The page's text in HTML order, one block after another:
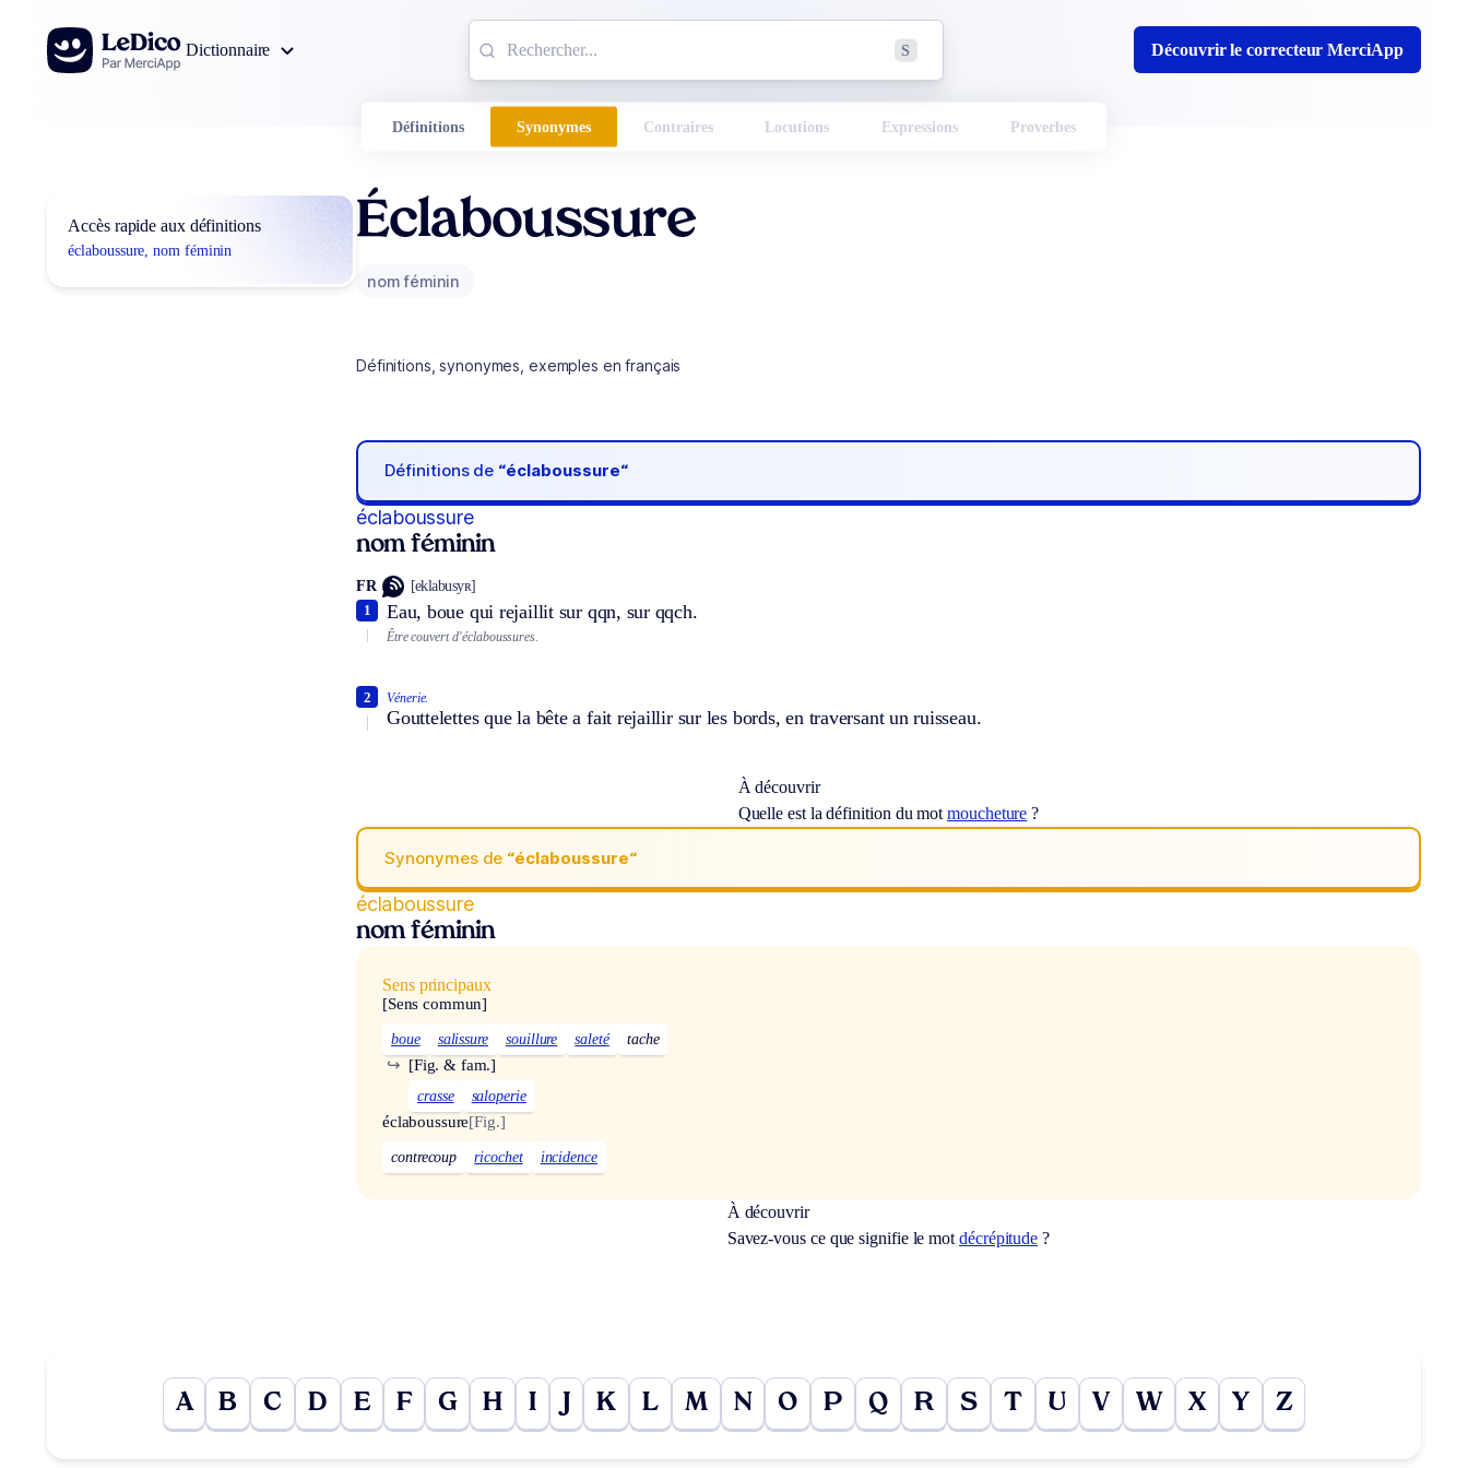
Aller au contenu
Dictionnaire
S Découvrir le correcteur MerciApp
Définitions Synonymes Contraires Locutions Expressions Proverbes
Accès rapide aux définitions
éclaboussure, nom féminin
Éclaboussure
nom féminin
Définitions, synonymes, exemples en français
Définitions de “éclaboussure“
éclaboussure
nom féminin
FR [eklabusyʀ]
Eau, boue qui rejaillit sur qqn, sur qqch.
1
Être couvert d’éclaboussures.
Vénerie.
Gouttelettes que la bête a fait rejaillir sur les bords, en traversant un ruisseau.
2
À découvrir
Quelle est la définition du motmoucheture ?
Synonymes de “éclaboussure“
éclaboussure
nom féminin
Sens principaux
[Sens commun]
boue salissure souillure saleté tache
[Fig. & fam.]
↪
crasse saloperie
éclaboussure[Fig.]
contrecoup ricochet incidence
À découvrir
Savez-vous ce que signifie le motdécrépitude ?
A B C D E F G H I K L M N O P Q R S T U V W X Y Z